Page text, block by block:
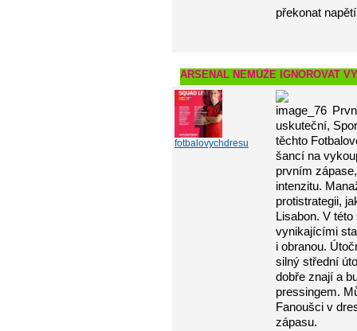
překonat
ARSENAL NEMŮŽE IGNOROVAT
fotbalovychdresu
uskuteční,
těchto
šancí na
prvním
intenzitu.
protistrategii,
Lisabon. V
vynikajícími
i obranou.
silný střední
dobře znají a
pressingem.
Fanoušci v
zápasu.